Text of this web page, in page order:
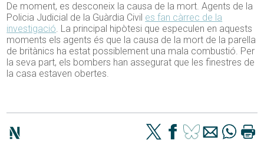
De moment, es desconeix la causa de la mort. Agents de la
Policia Judicial de la Guàrdia Civil es fan càrrec de la
investigació. La principal hipòtesi que especulen en aquests
moments els agents és que la causa de la mort de la parella
de britànics ha estat possiblement una mala combustió. Per
la seva part, els bombers han assegurat que les finestres de
la casa estaven obertes.